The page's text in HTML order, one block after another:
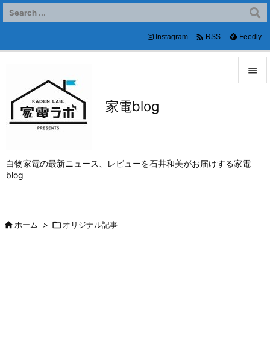
家電blog
白物家電の最新ニュース、レビューを石井和美がお届けする家電
blog


前へ
次へ
Instagram  RSS Feedly
ホーム > オリジナル記事